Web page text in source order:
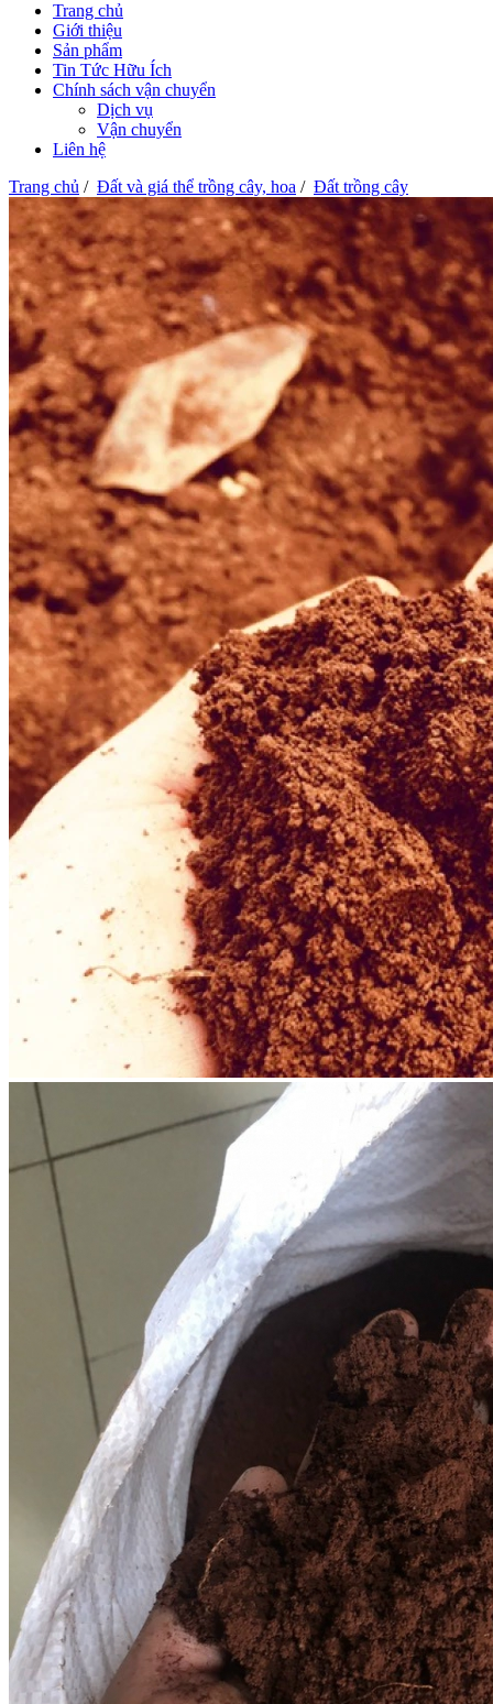
Trang chủ
Giới thiệu
Sản phẩm
Tin Tức Hữu Ích
Chính sách vận chuyển
Dịch vụ
Vận chuyển
Liên hệ
Trang chủ / Đất và giá thể trồng cây, hoa / Đất trồng cây